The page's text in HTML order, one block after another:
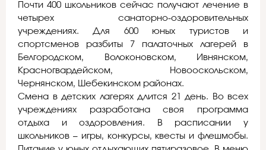
Почти 400 школьников сейчас получают лечение в
четырех санаторно-оздоровительных
учреждениях. Для 600 юных туристов и
спортсменов разбиты 7 палаточных лагерей в
Белгородском, Волоконовском, Ивнянском,
Красногвардейском, Новооскольском,
Чернянском, Шебекинском районах.
Смена в детских лагерях длится 21 день. Во всех
учреждениях разработана своя программа
отдыха и оздоровления. В расписании у
школьников – игры, конкурсы, квесты и флешмобы.